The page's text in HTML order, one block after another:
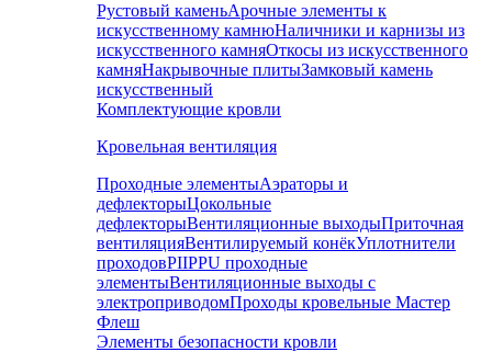
Рустовый каменьАрочные элементы к
искусственному камнюНаличники и карнизы из
искусственного камняОткосы из искусственного
камняНакрывочные плитыЗамковый камень
искусственный
Комплектующие кровли
Кровельная вентиляция
Проходные элементыАэраторы и
дефлекторыЦокольные
дефлекторыВентиляционные выходыПриточная
вентиляцияВентилируемый конёкУплотнители
проходовPIIPPU проходные
элементыВентиляционные выходы с
электроприводомПроходы кровельные Мастер
Флеш
Элементы безопасности кровли